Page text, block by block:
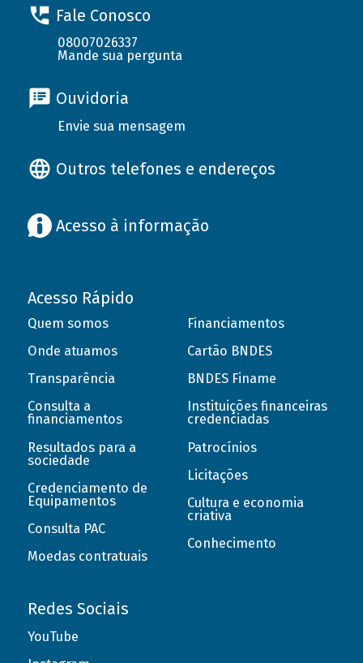
Fale Conosco
08007026337
Mande sua pergunta
Ouvidoria
Envie sua mensagem
Outros telefones e endereços
Acesso à informação
Acesso Rápido
Quem somos
Onde atuamos
Transparência
Consulta a
financiamentos
Resultados para a
sociedade
Credenciamento de
Equipamentos
Consulta PAC
Moedas contratuais
Financiamentos
Cartão BNDES
BNDES Finame
Instituições financeiras
credenciadas
Patrocínios
Licitações
Cultura e economia
criativa
Conhecimento
Redes Sociais
YouTube